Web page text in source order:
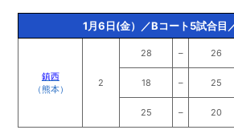
1月6日(金）／Bコート5試合目
鎮西
（熊本）
2
28 – 26
18 – 25
25 – 20